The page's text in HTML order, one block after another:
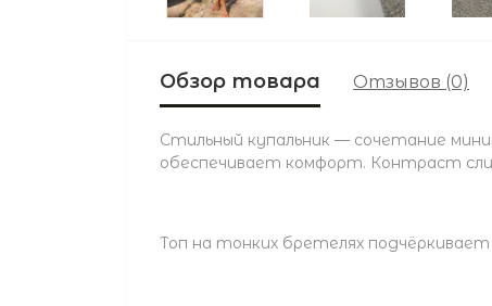
Обзор товара Отзывов (0)
Стильный купальник — сочетание
обеспечивает комфорт. Контраст
Топ на тонких бретелях подчёркивает